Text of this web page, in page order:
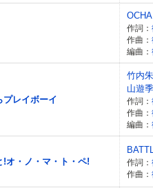
作詞：
作曲：
編曲：
プレイボーイ
竹内
山遊
作詞：
作曲：
編曲：
!オ・ノ・マ・ト・ペ! 作詞：
作曲：